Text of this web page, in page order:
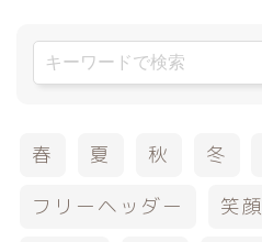
春 夏 秋 冬
フリーヘッダー
笑顔